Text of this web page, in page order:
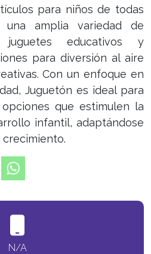
para niños de todas
una amplia variedad de
juguetes educativos y
para diversión al aire
Con un enfoque en
Juguetón es ideal para
que estimulen la
infantil, adaptándose
N/A